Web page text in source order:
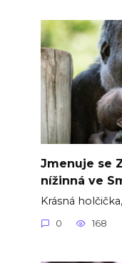
Jmenuje se
nížinná ve
Krásná
0 168